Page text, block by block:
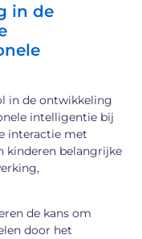
in de
in de ontwikkeling
intelligentie bij
interactie met
kinderen belangrijke
de kans om
door het